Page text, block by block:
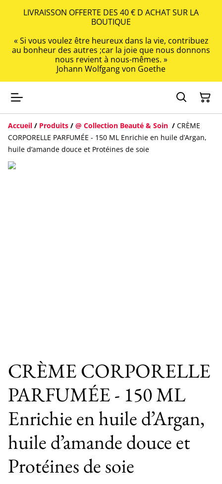
LIVRAISSON OFFERTE DES 40 € D ACHAT SUR LA
BOUTIQUE
« Si vous voulez être heureux dans la vie, contribuez
au bonheur des autres ;car la joie que nous donnons
nous revient à nous-mêmes. »
Johann Wolfgang von Goethe
Accueil / Produits / @ Collection Beauté & Soin / CRÈME
CORPORELLE PARFUMÉE - 150 ML Enrichie en huile d’Argan,
huile d’amande douce et Protéines de soie
CRÈME CORPORELLE
PARFUMÉE - 150 ML
Enrichie en huile d’Argan,
huile d’amande douce et
Protéines de soie